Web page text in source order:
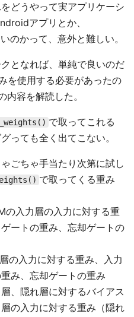
どうやって実アプリケーシ
アプリとか、
のかって、意外と難しい。
となれば、単純で良いのだ
を使用する必要があったの
容を解読した。
で取ってこれる
っても全く出てこない。
ごちゃ手当たり次第に試し
で取ってくる重み
の入力層の入力に対する重
ートの重み、忘却ゲートの
の入力に対する重み、入力
み、忘却ゲートの重み
、隠れ層に対するバイアス
の入力に対する重み（隠れ